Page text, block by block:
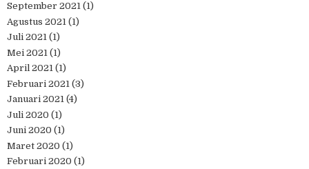
September 2021 (1)
Agustus 2021 (1)
Juli 2021 (1)
Mei 2021 (1)
April 2021 (1)
Februari 2021 (3)
Januari 2021 (4)
Juli 2020 (1)
Juni 2020 (1)
Maret 2020 (1)
Februari 2020 (1)